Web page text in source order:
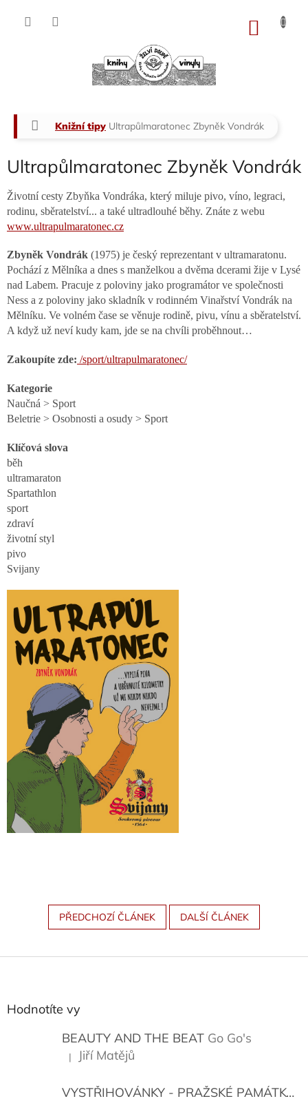
Domů
Knižní tipy Ultrapůlmaratonec Zbyněk Vondrák
Ultrapůlmaratonec Zbyněk Vondrák
Životní cesty Zbyňka Vondráka, který miluje pivo, víno, legraci,
rodinu, sběratelství... a také ultradlouhé běhy. Znáte z webu
www.ultrapulmaratonec.cz
Zbyněk Vondrák (1975) je český reprezentant v ultramaratonu.
Pochází z Mělníka a dnes s manželkou a dvěma dcerami žije v Lysé
nad Labem. Pracuje z poloviny jako programátor ve společnosti
Ness a z poloviny jako skladník v rodinném Vinařství Vondrák na
Mělníku. Ve volném čase se věnuje rodině, pivu, vínu a sběratelství.
A když už neví kudy kam, jde se na chvíli proběhnout…
Zakoupíte zde: /sport/ultrapulmaratonec/
Kategorie
Naučná > Sport
Beletrie > Osobnosti a osudy > Sport
Klíčová slova
běh
ultramaraton
Spartathlon
sport
zdraví
životní styl
pivo
Svijany
PŘEDCHOZÍ ČLÁNEK DALŠÍ ČLÁNEK
Z
Hodnotíte vy
BEAUTY AND THE BEAT Go Go's
Hodnocení produktu je 5 z 5 hvězdiček.
| Jiří Matějů
VYSTŘIHOVÁNKY - PRAŽSKÉ PAMÁTKY